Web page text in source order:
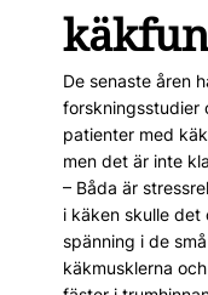
De senaste åren
forskningsstudier
patienter med
men det är inte
– Båda är
i käken skulle det
spänning i de
käkmusklerna